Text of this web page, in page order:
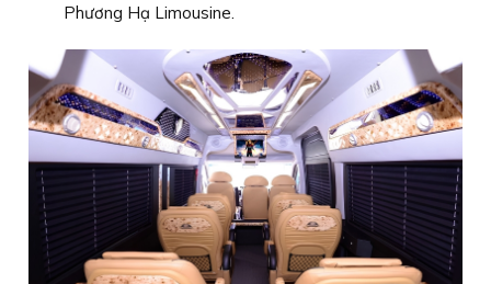
Phương Hạ Limousine.